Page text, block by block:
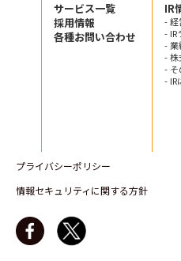
サービス一覧
採用情報
各種お問い合わせ
IR
- 経
- IR
- 業
- 株
- そ
- IR
プライバシーポリシー
情報セキュリティに関する方針